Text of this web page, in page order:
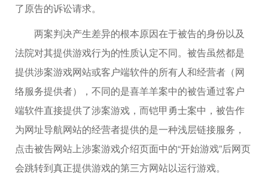
了原告的诉讼请求。
两案判决产生差异的根本原因在于被告的身份以及
法院对其提供游戏行为的性质认定不同。被告虽然都是
提供涉案游戏网站或客户端软件的所有人和经营者（网
络服务提供者），不同的是喜羊羊案中的被告通过客户
端软件直接提供了涉案游戏，而铠甲勇士案中，被告作
为网址导航网站的经营者提供的是一种浅层链接服务，
点击被告网站上涉案游戏介绍页面中的“开始游戏”后网页
会跳转到真正提供游戏的第三方网站以运行游戏。